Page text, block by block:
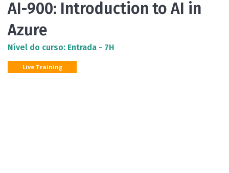
AI-900: Introduction to AI in
Azure
Nível do curso: Entrada - 7H
Live Training